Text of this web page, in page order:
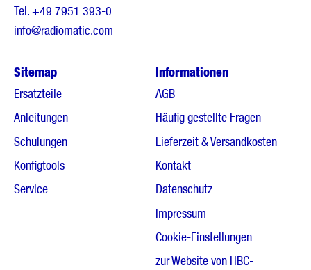
Tel.+49 7951 393-0
info@radiomatic.com
Sitemap
Ersatzteile
Anleitungen
Schulungen
Konfigtools
Service
Informationen
AGB
Häufig gestellte Fragen
Lieferzeit & Versandkosten
Kontakt
Datenschutz
Impressum
Cookie-Einstellungen
zur Website von HBC-